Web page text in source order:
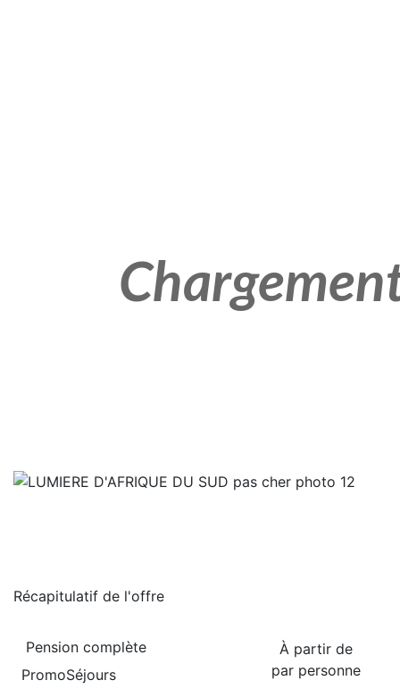
Récapitulatif de l'offre
À partir de
par personne
Pension complète
PromoSéjours